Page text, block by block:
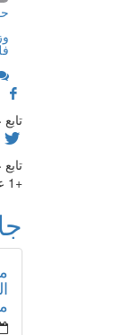
+1 على جوجل